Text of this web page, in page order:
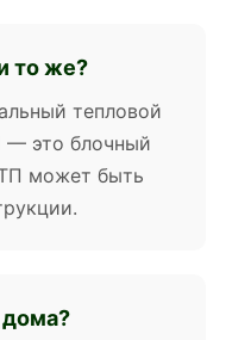
то же?
тепловой
— это блочный
может быть